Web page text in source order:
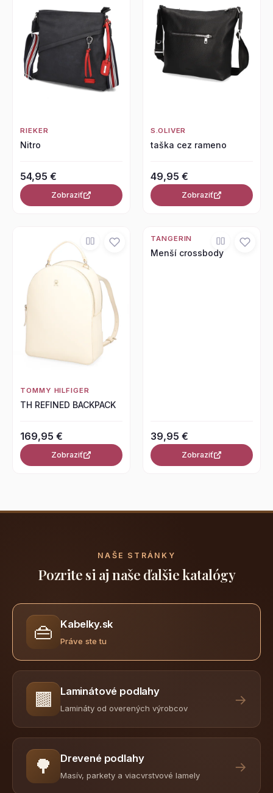
RIEKER
Nitro
54,95 €
Zobraziť
S.OLIVER
taška cez rameno
49,95 €
Zobraziť
TOMMY HILFIGER
TH REFINED BACKPACK
169,95 €
Zobraziť
TANGERIN
Menší crossbody
39,95 €
Zobraziť
NAŠE STRÁNKY
Pozrite si aj naše ďalšie katalógy
👜 Kabelky.sk
Práve ste tu
🟫 Laminátové podlahy
Lamináty od overených výrobcov
→
🌳 Drevené podlahy
Masív, parkety a viacvrstvové lamely
→